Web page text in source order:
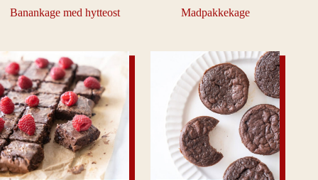
Banankage med hytteost Madpakkekage